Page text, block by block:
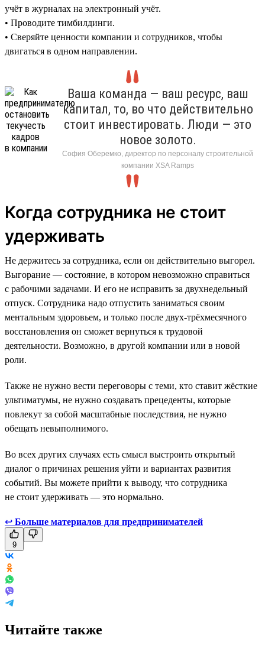
учёт в журналах на электронный учёт.
• Проводите тимбилдинги.
• Сверяйте ценности компании и сотрудников, чтобы
двигаться в одном направлении.
Ваша команда — ваш ресурс, ваш
капитал, то, во что действительно
стоит инвестировать. Люди — это
новое золото.
София Оберемко, директор по персоналу строительной
компании XSA Ramps
Когда сотрудника не стоит
удерживать
Не держитесь за сотрудника, если он действительно выгорел.
Выгорание — состояние, в котором невозможно справиться
с рабочими задачами. И его не исправить за двухнедельный
отпуск. Сотрудника надо отпустить заниматься своим
ментальным здоровьем, и только после двух-трёхмесячного
восстановления он сможет вернуться к трудовой
деятельности. Возможно, в другой компании или в новой
роли.
Также не нужно вести переговоры с теми, кто ставит жёсткие
ультиматумы, не нужно создавать прецеденты, которые
повлекут за собой масштабные последствия, не нужно
обещать невыполнимого.
Во всех других случаях есть смысл выстроить открытый
диалог о причинах решения уйти и вариантах развития
событий. Вы можете прийти к выводу, что сотрудника
не стоит удерживать — это нормально.
↩ Больше материалов для предпринимателей
9
Читайте также